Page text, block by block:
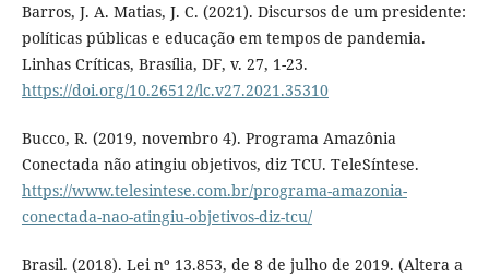
Barros, J. A. Matias, J. C. (2021). Discursos de um presidente:
políticas públicas e educação em tempos de pandemia.
Linhas Críticas, Brasília, DF, v. 27, 1-23.
https://doi.org/10.26512/lc.v27.2021.35310
Bucco, R. (2019, novembro 4). Programa Amazônia
Conectada não atingiu objetivos, diz TCU. TeleSíntese.
https://www.telesintese.com.br/programa-amazonia-
conectada-nao-atingiu-objetivos-diz-tcu/
Brasil. (2018). Lei nº 13.853, de 8 de julho de 2019. (Altera a